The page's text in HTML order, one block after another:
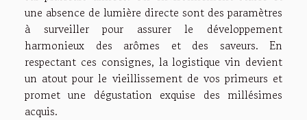
une absence de lumière directe sont des paramètres
à surveiller pour assurer le développement
harmonieux des arômes et des saveurs. En
respectant ces consignes, la logistique vin devient
un atout pour le vieillissement de vos primeurs et
promet une dégustation exquise des millésimes
acquis.